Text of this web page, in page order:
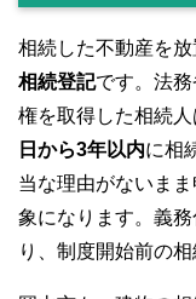
相続した不動産を
相続登記です。法
権を取得した相続人
日から3年以内に相
当な理由がないまま
象になります。義務
り、制度開始前の